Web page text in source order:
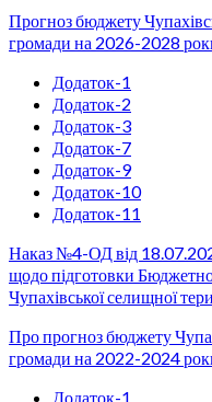
Прогноз бюджету
громади на 2026-2028
Додаток-1
Додаток-2
Додаток-3
Додаток-7
Додаток-9
Додаток-10
Додаток-11
Наказ №4-ОД від
щодо підготовки
Чупахівської селищної
Про прогноз бюджету
громади на 2022-2024
Додаток-1